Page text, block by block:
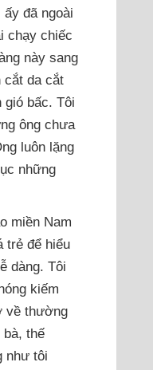
đã ngoài
chạy chiếc
này sang
cắt da cắt
bấc. Tôi
ông chưa
luôn lặng
những
miền Nam
trẻ để hiểu
dàng. Tôi
kiếm
về thường
bà, thế
như tôi